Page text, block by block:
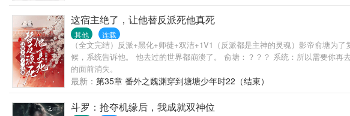
这宿主绝了，让他替反派死他真死
其他 连载
（全文完结）反派+黑化+师徒+双洁+1V1（反派都是主神的灵魂）影帝俞塘为
候，系统告诉他。 他去过的世界都崩溃了。 俞塘：？？？ 系统：所以需要你
的面前消失。
最新： 第35章 番外之魏渊穿到塘塘少年时22（结束）
斗罗：抢夺机缘后，我成就双神位